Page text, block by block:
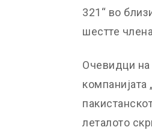
321“ во
шестте
Очевидци на
компанијата
леталото